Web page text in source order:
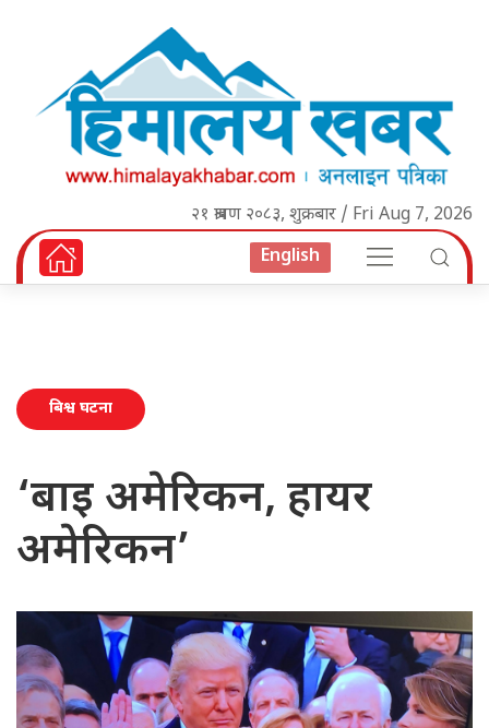
२१ श्रावण २०८३, शुक्रबार / Fri Aug 7, 2026
English
बिश्व घटना
‘बाइ अमेरिकन, हायर
अमेरिकन’